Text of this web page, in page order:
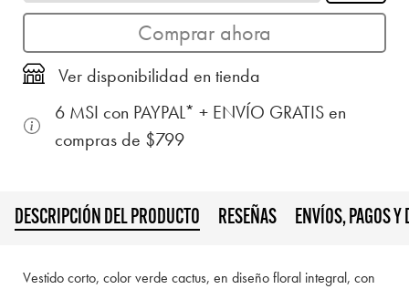
Comprar ahora
Ver disponibilidad en tienda
6 MSI con PAYPAL* + ENVÍO GRATIS en
compras de $799
DESCRIPCIÓN DEL PRODUCTO RESEÑAS ENVÍOS, PAGOS Y
Vestido corto, color verde cactus, en diseño floral integral, con